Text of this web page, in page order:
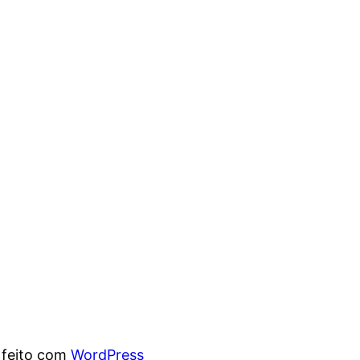
feito comWordPress